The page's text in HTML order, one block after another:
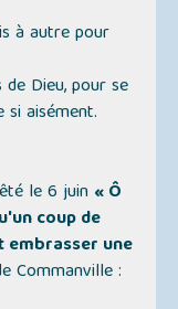
à autre pour
Dieu, pour se
aisément.
le 6 juin « Ô
coup de
une
Commanville :